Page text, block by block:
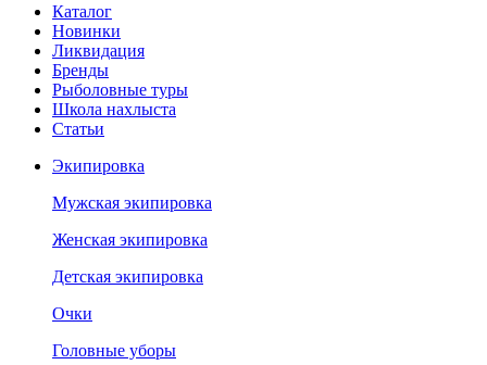
Каталог
Новинки
Ликвидация
Бренды
Рыболовные туры
Школа нахлыста
Статьи
Экипировка
Мужская экипировка
Женская экипировка
Детская экипировка
Очки
Головные уборы